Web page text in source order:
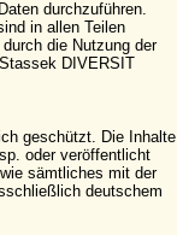
durchzuführen.
in allen Teilen
die Nutzung der
DIVERSIT
geschützt. Die Inhalte
oder veröffentlicht
sämtliches mit der
deutschem